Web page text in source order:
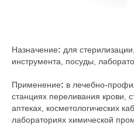
Назначение: для
инструмента, посуды,
Применение: в лечебно-
станциях переливания крови,
аптеках, косметологических
лабораториях химической